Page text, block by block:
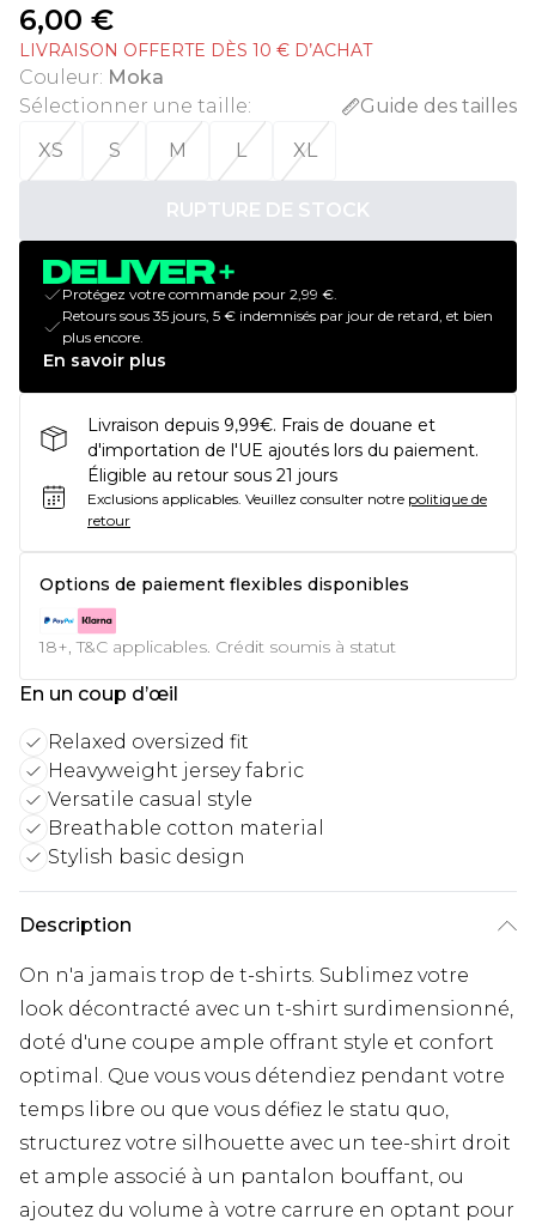
6,00 €
LIVRAISON OFFERTE DÈS 10 € D’ACHAT
Couleur: Moka
Sélectionner une taille:
Guide des tailles
XS
S M L XL
RUPTURE DE STOCK
Protégez votre commande pour 2,99 €.
Retours sous 35 jours, 5 € indemnisés par jour de retard, et bien
plus encore.
En savoir plus
Livraison depuis 9,99€. Frais de douane et
d'importation de l'UE ajoutés lors du paiement.
Éligible au retour sous 21 jours
Exclusions applicables. Veuillez consulter notre politique de
retour
Options de paiement flexibles disponibles
18+, T&C applicables. Crédit soumis à statut
En un coup d’œil
Relaxed oversized fit
Heavyweight jersey fabric
Versatile casual style
Breathable cotton material
Stylish basic design
Description
On n'a jamais trop de t-shirts. Sublimez votre
look décontracté avec un t-shirt surdimensionné,
doté d'une coupe ample offrant style et confort
optimal. Que vous vous détendiez pendant votre
temps libre ou que vous défiez le statu quo,
structurez votre silhouette avec un tee-shirt droit
et ample associé à un pantalon bouffant, ou
ajoutez du volume à votre carrure en optant pour